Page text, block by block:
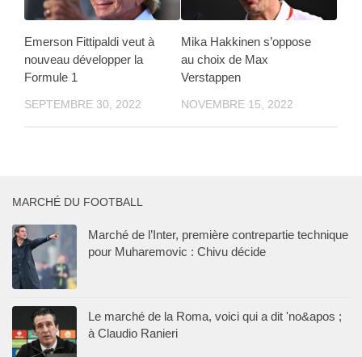
Emerson Fittipaldi veut à
nouveau développer la
Formule 1
SEPTEMBRE 30, 2022
Mika Hakkinen s’oppose
au choix de Max
Verstappen
NOVEMBRE 15, 2022
MARCHÉ DU FOOTBALL
Marché de l’Inter, première contrepartie technique
pour Muharemovic : Chivu décide
Le marché de la Roma, voici qui a dit 'no&apos ;
à Claudio Ranieri